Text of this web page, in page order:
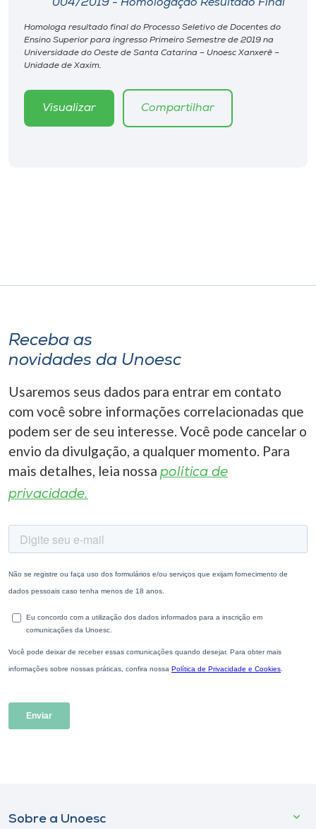
004/2019 - Homologação Resultado Final
Homologa resultado final do Processo Seletivo de Docentes do
Ensino Superior para ingresso Primeiro Semestre de 2019 na
Universidade do Oeste de Santa Catarina – Unoesc Xanxerê –
Unidade de Xaxim.
Visualizar Compartilhar
Receba as
novidades da Unoesc
Usaremos seus dados para entrar em contato
com você sobre informações correlacionadas que
podem ser de seu interesse. Você pode cancelar o
envio da divulgação, a qualquer momento. Para
mais detalhes, leia nossa política de
privacidade.
Sobre a Unoesc